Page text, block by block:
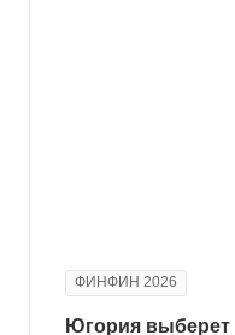
ФИНФИН 2026
Югория